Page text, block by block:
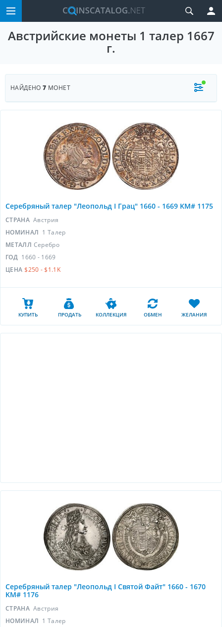
Австрийские монеты 1 талер 1667
г.
НАЙДЕНО7 МОНЕТ
Серебряный талер "Леопольд I Грац" 1660 - 1669 KM# 1175
СТРАНА Австрия
НОМИНАЛ 1 Талер
МЕТАЛЛ Серебро
ГОД 1660 - 1669
ЦЕНА $250 - $1.1K
КУПИТЬ ПРОДАТЬ КОЛЛЕКЦИЯ ОБМЕН ЖЕЛАНИЯ
Серебряный талер "Леопольд I Святой Файт" 1660 - 1670
KM# 1176
СТРАНА Австрия
НОМИНАЛ 1 Талер